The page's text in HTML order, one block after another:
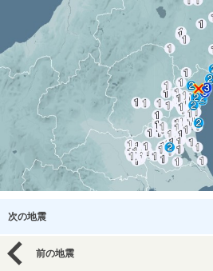
次の地震
前の地震